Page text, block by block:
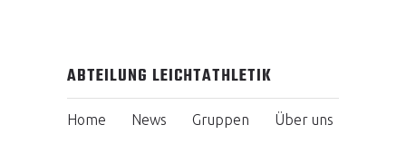
ABTEILUNG LEICHTATHLETIK
Home News Gruppen Über uns